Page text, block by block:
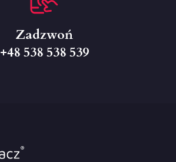
Zadzwoń
+48 538 538 539